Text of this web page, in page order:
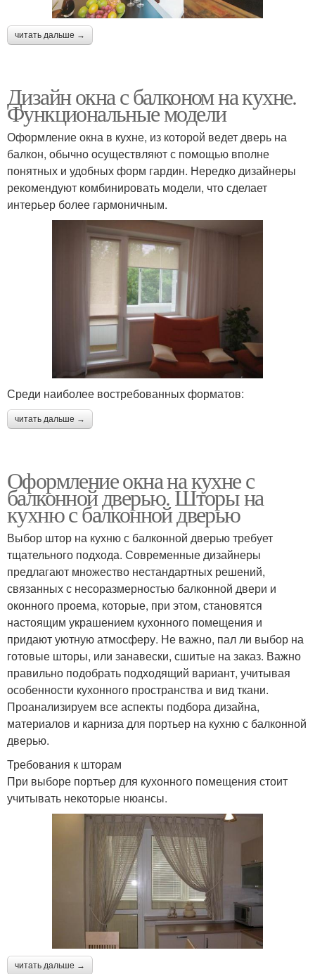
читать дальше →
Дизайн окна с балконом на кухне.
Функциональные модели
Оформление окна в кухне, из которой ведет дверь на
балкон, обычно осуществляют с помощью вполне
понятных и удобных форм гардин. Нередко дизайнеры
рекомендуют комбинировать модели, что сделает
интерьер более гармоничным.
Среди наиболее востребованных форматов:
читать дальше →
Оформление окна на кухне с
балконной дверью. Шторы на
кухню с балконной дверью
Выбор штор на кухню с балконной дверью требует
тщательного подхода. Современные дизайнеры
предлагают множество нестандартных решений,
связанных с несоразмерностью балконной двери и
оконного проема, которые, при этом, становятся
настоящим украшением кухонного помещения и
придают уютную атмосферу. Не важно, пал ли выбор на
готовые шторы, или занавески, сшитые на заказ. Важно
правильно подобрать подходящий вариант, учитывая
особенности кухонного пространства и вид ткани.
Проанализируем все аспекты подбора дизайна,
материалов и карниза для портьер на кухню с балконной
дверью.
Требования к шторам
При выборе портьер для кухонного помещения стоит
учитывать некоторые нюансы.
читать дальше →